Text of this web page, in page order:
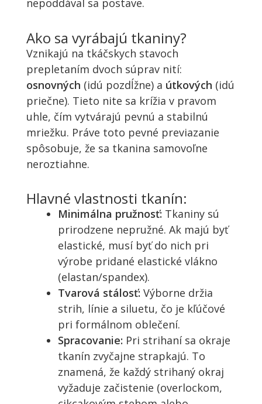
nepoddával sa postave.
Ako sa vyrábajú tkaniny?
Vznikajú na tkáčskych stavoch
prepletaním dvoch súprav nití:
osnovných (idú pozdĺžne) a útkových (idú
priečne). Tieto nite sa krížia v pravom
uhle, čím vytvárajú pevnú a stabilnú
mriežku. Práve toto pevné previazanie
spôsobuje, že sa tkanina samovoľne
neroztiahne.
Hlavné vlastnosti tkanín:
Minimálna pružnosť: Tkaniny sú
prirodzene nepružné. Ak majú byť
elastické, musí byť do nich pri
výrobe pridané elastické vlákno
(elastan/spandex).
Tvarová stálosť: Výborne držia
strih, línie a siluetu, čo je kľúčové
pri formálnom oblečení.
Spracovanie: Pri strihaní sa okraje
tkanín zvyčajne strapkajú. To
znamená, že každý strihaný okraj
vyžaduje začistenie (overlockom,